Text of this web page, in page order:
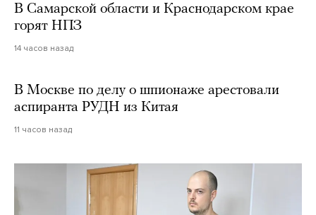
В Самарской области и Краснодарском крае
горят НПЗ
14 часов назад
В Москве по делу о шпионаже арестовали
аспиранта РУДН из Китая
11 часов назад